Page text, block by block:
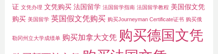
证 文凭办理 文凭购买 法国留学 法国留学指南 法国留学教程 美国假文凭
购买 美国留学 英国假文凭购买 购买Journeyman Certificate证书 购买俄
勒冈州立大学成绩单 购买加拿大文凭 购买德国文凭